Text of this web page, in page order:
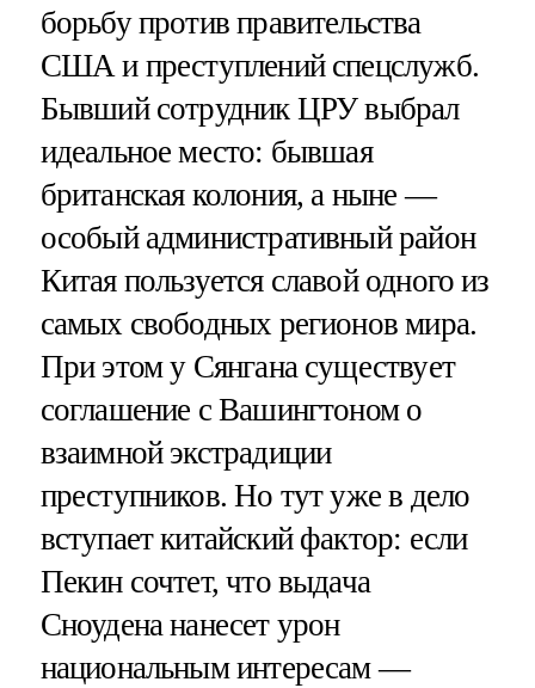
борьбу против правительства
США и преступлений спецслужб.
Бывший сотрудник ЦРУ выбрал
идеальное место: бывшая
британская колония, а ныне —
особый административный район
Китая пользуется славой одного из
самых свободных регионов мира.
При этом у Сянгана существует
соглашение с Вашингтоном о
взаимной экстрадиции
преступников. Но тут уже в дело
вступает китайский фактор: если
Пекин сочтет, что выдача
Сноудена нанесет урон
национальным интересам —